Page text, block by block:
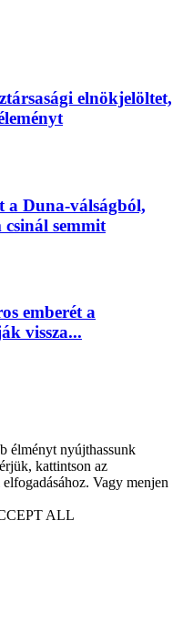
elnökjelöltet,
a Duna-válságból,
csinál semmit
emberét a
vissza...
élményt nyújthassunk
kattintson az
Vagy menjen
ALL